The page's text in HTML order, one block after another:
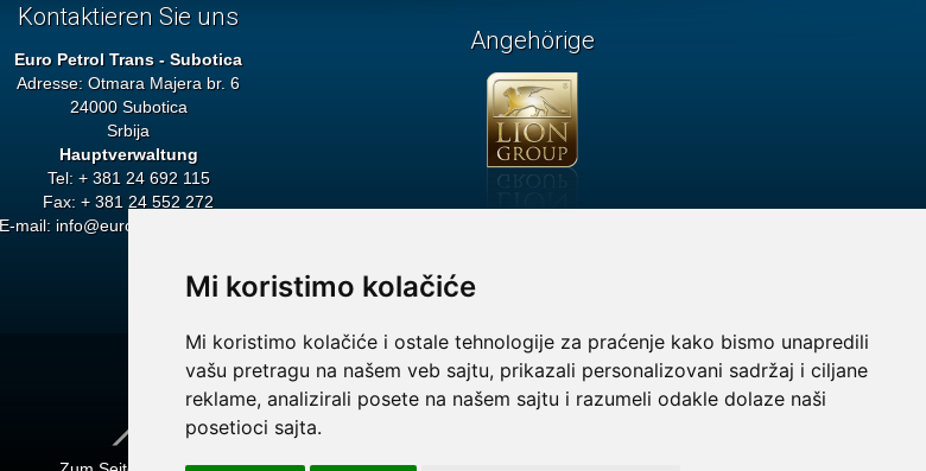
Mi koristimo kolačiće
Mi koristimo kolačiće i ostale tehnologije za praćenje kako bismo unapredili
vašu pretragu na našem veb sajtu, prikazali personalizovani sadržaj i ciljane
reklame, analizirali posete na našem sajtu i razumeli odakle dolaze naši
posetioci sajta.
Kontaktieren Sie uns
Euro Petrol Trans - Subotica
Adresse: Otmara Majera br. 6
24000 Subotica
Srbija
Hauptverwaltung
Tel: + 381 24 692 115
Fax: + 381 24 552 272
E-mail: info@euro-petroltrans.com
Angehörige